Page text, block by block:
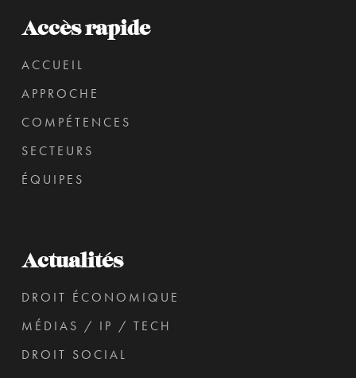
Accès rapide
ACCUEIL
APPROCHE
COMPÉTENCES
SECTEURS
ÉQUIPES
Actualités
DROIT ÉCONOMIQUE
MÉDIAS / IP / TECH
DROIT SOCIAL